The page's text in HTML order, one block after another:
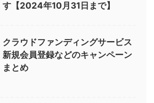
す【2024年10月31日まで】
クラウドファンディングサービス
新規会員登録などのキャンペーン
まとめ